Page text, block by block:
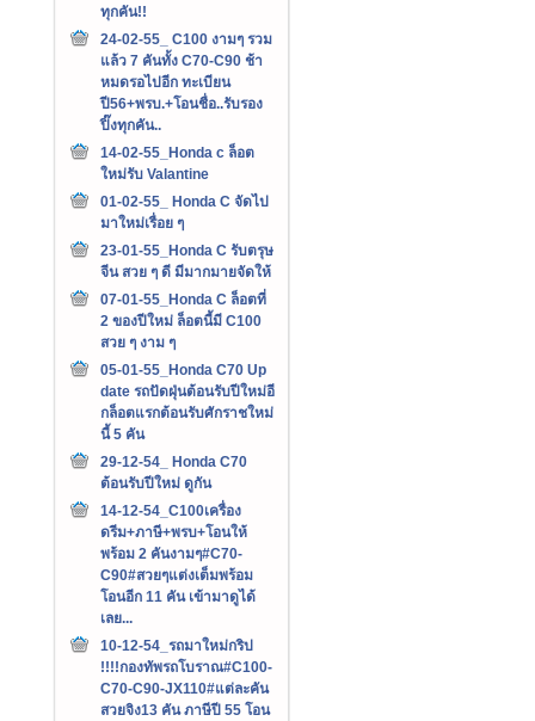
ทุกคัน!!
24-02-55_ C100 งามๆ รวม
แล้ว 7 คันทั้ง C70-C90 ช้า
หมดรอไปอีก ทะเบียน
ปี56+พรบ.+โอนชื่อ..รับรอง
ปิ๊งทุกคัน..
14-02-55_Honda c ล็อต
ใหม่รับ Valantine
01-02-55_ Honda C จัดไป
มาใหม่เรื่อย ๆ
23-01-55_Honda C รับตรุษ
จีน สวย ๆ ดี มีมากมายจัดให้
07-01-55_Honda C ล็อตที่
2 ของปีใหม่ ล็อตนี้มี C100
สวย ๆ งาม ๆ
05-01-55_Honda C70 Up
date รถปัดฝุ่นต้อนรับปีใหม่อี
กล็อตแรกต้อนรับศักราชใหม่
นี้ 5 คัน
29-12-54_ Honda C70
ต้อนรับปีใหม่ ดูกัน
14-12-54_C100เครื่อง
ดรีม+ภาษี+พรบ+โอนให้
พร้อม 2 คันงามๆ#C70-
C90#สวยๆแต่งเต็มพร้อม
โอนอีก 11 คัน เข้ามาดูได้
เลย...
10-12-54_รถมาใหม่กริป
!!!!กองทัพรถโบราณ#C100-
C70-C90-JX110#แต่ละคัน
สวยจิง13 คัน ภาษีปี 55 โอน